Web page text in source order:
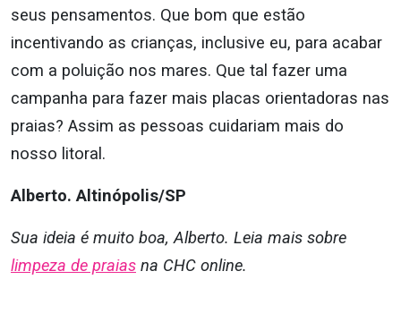
seus pensamentos. Que bom que estão
incentivando as crianças, inclusive eu, para acabar
com a poluição nos mares. Que tal fazer uma
campanha para fazer mais placas orientadoras nas
praias? Assim as pessoas cuidariam mais do
nosso litoral.
Alberto. Altinópolis/SP
Sua ideia é muito boa, Alberto. Leia mais sobre
limpeza de praias na CHC online.